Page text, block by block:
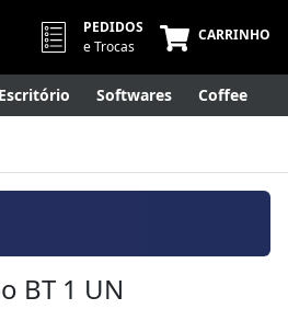
PEDIDOS
e Trocas
CARRINHO
Escritório Softwares Coffee
BT 1 UN